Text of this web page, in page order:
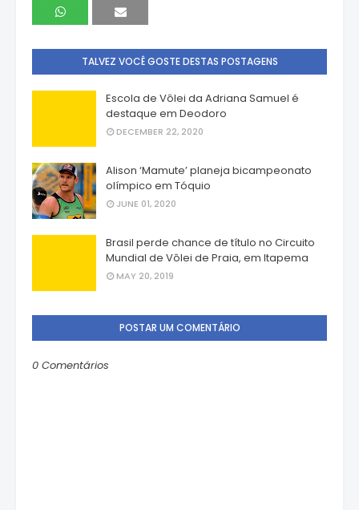
TALVEZ VOCÊ GOSTE DESTAS POSTAGENS
Escola de Vôlei da Adriana Samuel é
destaque em Deodoro
DECEMBER 22, 2020
Alison ‘Mamute’ planeja bicampeonato
olímpico em Tóquio
JUNE 01, 2020
Brasil perde chance de título no Circuito
Mundial de Vôlei de Praia, em Itapema
MAY 20, 2019
POSTAR UM COMENTÁRIO
0 Comentários